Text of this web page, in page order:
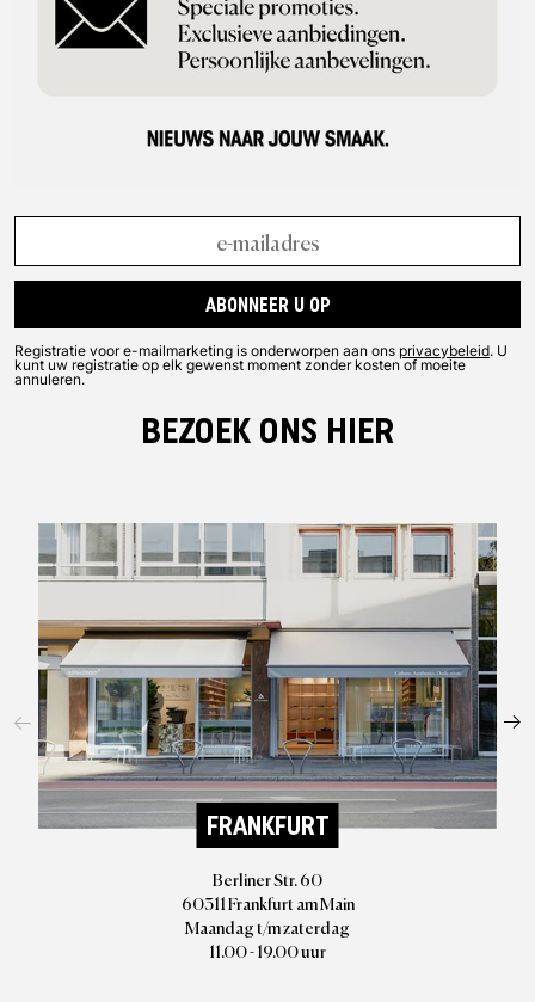
divers productportfolio aan te bieden. Naast klassiekers zoals
574,997of1500
, zijn de ontwerpers altijd bezig met nieuwe
modellen en bringbacks uit de archieven. Alle producten hebben
mix van prestaties en mode. Dat is precies wat New Balance
ABONNEER U OP
Registratie voor e-mailmarketing is onderworpen aan ons privacybeleid. U
kunt uw registratie op elk gewenst moment zonder kosten of moeite
annuleren.
BEZOEK ONS HIER
FRANKFURT
Berliner Str. 60
60311 Frankfurt am Main
Maandag t/m zaterdag
11.00 - 19.00 uur